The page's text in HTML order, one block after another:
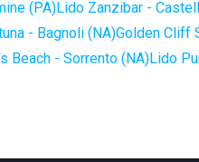
(PA)Lido Zanzibar -
- Bagnoli (NA)Golden Cliff
Beach - Sorrento (NA)Lido